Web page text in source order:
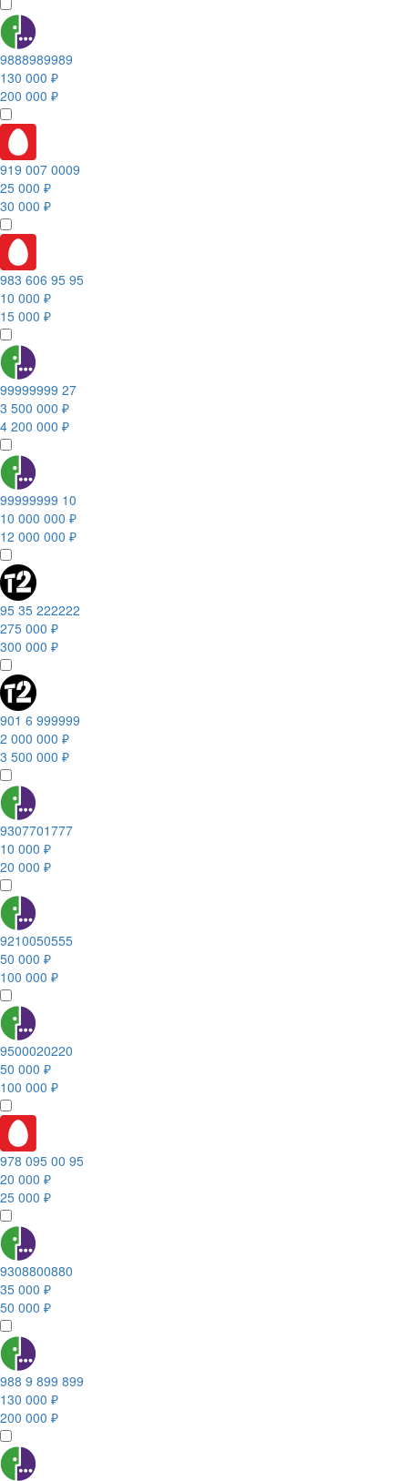
9888989989
130 000 ₽
200 000 ₽
919 007 0009
25 000 ₽
30 000 ₽
983 606 95 95
10 000 ₽
15 000 ₽
99999999 27
3 500 000 ₽
4 200 000 ₽
99999999 10
10 000 000 ₽
12 000 000 ₽
95 35 222222
275 000 ₽
300 000 ₽
901 6 999999
2 000 000 ₽
3 500 000 ₽
9307701777
10 000 ₽
20 000 ₽
9210050555
50 000 ₽
100 000 ₽
9500020220
50 000 ₽
100 000 ₽
978 095 00 95
20 000 ₽
25 000 ₽
9308800880
35 000 ₽
50 000 ₽
988 9 899 899
130 000 ₽
200 000 ₽